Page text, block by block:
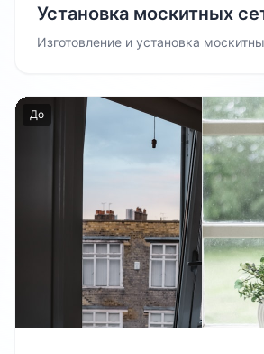
Установка москитных
Изготовление и установка
До